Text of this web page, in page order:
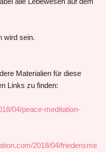
wird sein.
Materialien für diese
Links zu finden:
04/peace-meditation-
2018/04/friedensme